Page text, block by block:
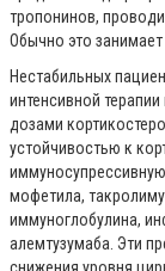
тропонинов,
Обычно это
Нестабильных
интенсивной
дозами
устойчивостью к
мофетила,
иммуноглобулина,
алемтузумаба. Эти